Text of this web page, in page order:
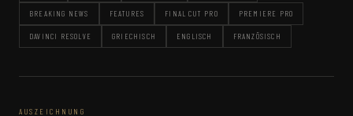
BREAKING NEWS FEATURES FINAL CUT PRO PREMIERE PRO
DAVINCI RESOLVE GRIECHISCH ENGLISCH FRANZÖSISCH
AUSZEICHNUNG